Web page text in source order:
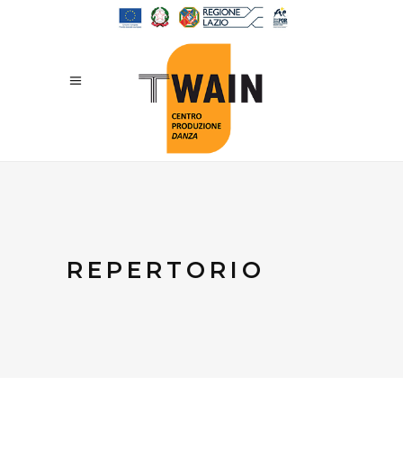
REPERTORIO